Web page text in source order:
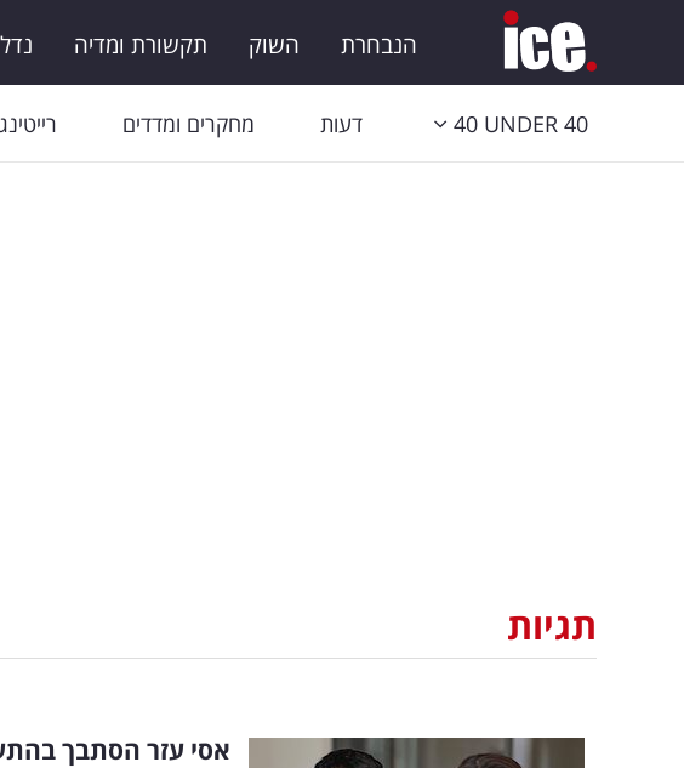
הנבחרת השוק תקשורת ומדיה
40 UNDER 40 דעות מחקרים ומדדים רייטינג
תגיות
אסי עזר הסתבך